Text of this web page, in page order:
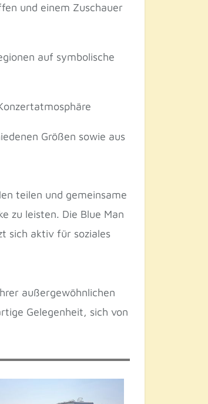
und einem Zuschauer
auf symbolische
Größen sowie aus
teilen und gemeinsame
zu leisten. Die Blue Man
sich aktiv für soziales
außergewöhnlichen
Gelegenheit, sich von